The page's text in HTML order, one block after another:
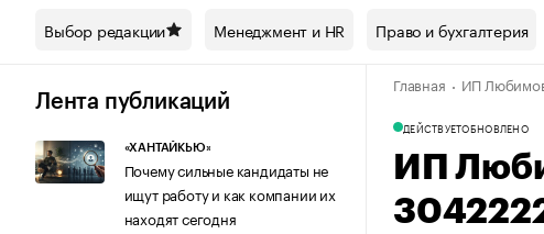
Спецпроекты СПб Конференции СПб Спецпроекты
Технологии и медиа Рынок наличной валюты
Выбор редакции Менеджмент и HR Право и бухгалтерия
Лента публикаций
«ХАНТАЙКЬЮ»
Почему сильные кандидаты не
ищут работу и как компании их
находят сегодня
Главная ИП
ДЕЙСТВУЕТОБНОВЛЕНО
ИП